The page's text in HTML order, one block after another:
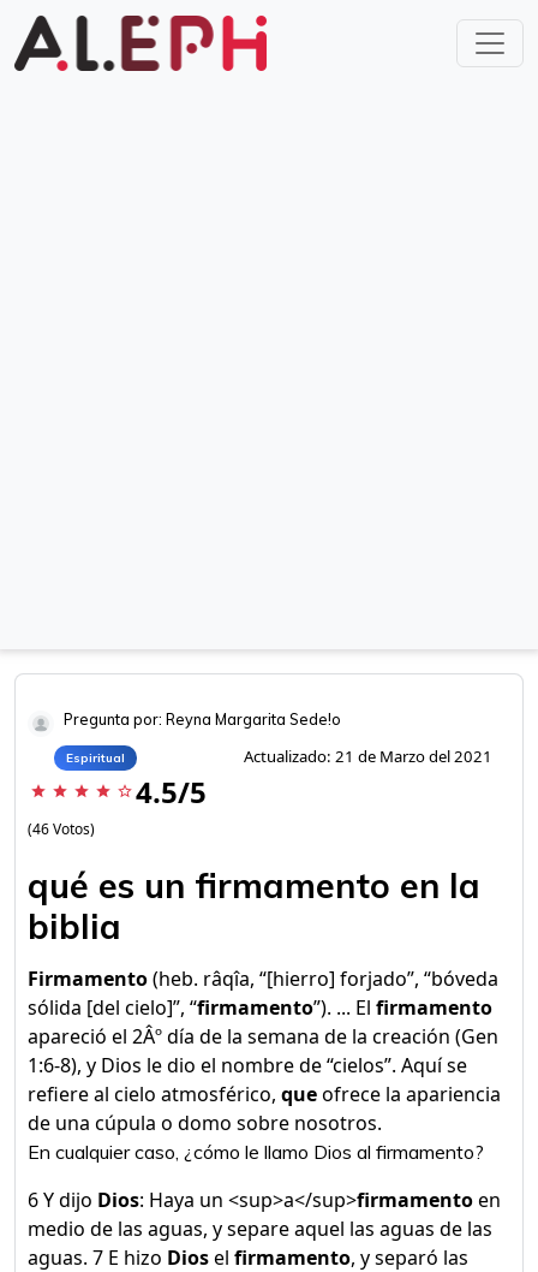
Pregunta por: Reyna Margarita Sede!o
Espiritual Actualizado: 21 de Marzo del 2021
star star star star star_border 4.5/5
(46 Votos)
qué es un firmamento en la
biblia
Firmamento(heb. râqîa, “[hierro] forjado”, “bóveda
sólida [del cielo]”, “firmamento”). ... El firmamento
apareció el 2Âº día de la semana de la creación (Gen
1:6-8), y Dios le dio el nombre de “cielos”. Aquí se
refiere al cielo atmosférico, queofrece la apariencia
de una cúpula o domo sobre nosotros.
En cualquier caso, ¿cómo le llamo Dios al firmamento?
6 Y dijo Dios: Haya un <sup>a</sup>firmamentoen
medio de las aguas, y separe aquel las aguas de las
aguas. 7 E hizo Diosel firmamento, y separó las